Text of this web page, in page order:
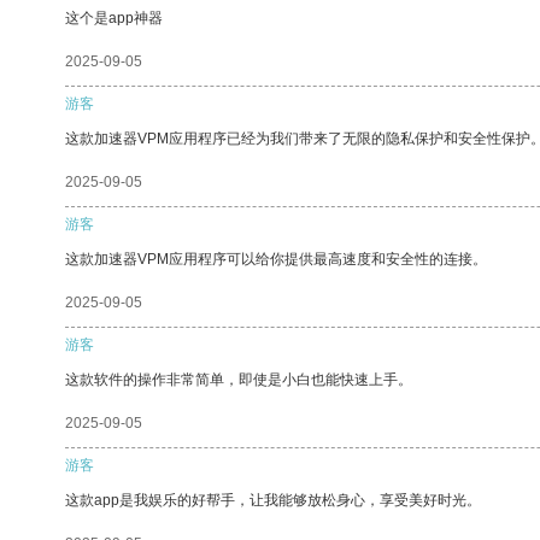
这个是app神器
2025-09-05
游客
这款加速器VPM应用程序已经为我们带来了无限的隐私保护和安全性保护
2025-09-05
游客
这款加速器VPM应用程序可以给你提供最高速度和安全性的连接。
2025-09-05
游客
这款软件的操作非常简单，即使是小白也能快速上手。
2025-09-05
游客
这款app是我娱乐的好帮手，让我能够放松身心，享受美好时光。